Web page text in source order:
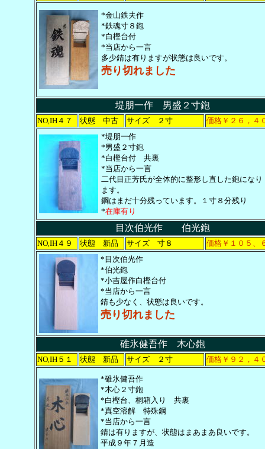
*金山鉄夫作
*鉄魂寸８鉋
*白樫台付
*当店から一言
多少錆は有りますが状態は良いです。
売り切れました
堤朋一作 男盛２寸鉋
NO, IH４７ 状態 中古 サイズ ２寸
価格￥２６，４
*堤朋一作
*男盛２寸鉋
*白樫台付 共裏
*当店から一言
二代目正芳氏が全体的に整形し直した鉋になり
ます。
鋼はまだ十分残っています。１寸８分残り
*在庫有り
目次伯光作 伯光鉋
NO, IH４９ 状態 新品 サイズ 寸８
価格￥１０５、
*目次伯光作
*伯光鉋
*小吉屋作白樫台付
*当店から一言
錆も少なく、状態は良いです。
売り切れました
碓氷健吾作 木心鉋
NO, IH５１ 状態 新品 サイズ ２寸 価格￥９２，４
*碓氷健吾作
*木心２寸鉋
*白樫台、桐箱入り 共裏
*真空溶解 特殊鋼
*当店から一言
錆は有りますが、状態はまあまあ良いです。
平成９年７月造